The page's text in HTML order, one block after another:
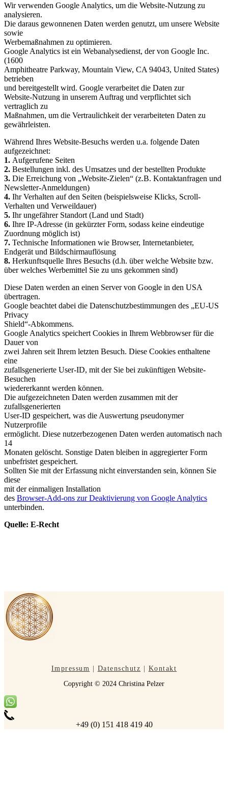
Wir verwenden Google Analytics, um die Website-Nutzung zu
analysieren.
Die daraus gewonnenen Daten werden genutzt, um unsere Website
sowie
Werbemaßnahmen zu optimieren.
Google Analytics ist ein Webanalysedienst, der von Google Inc.
(1600
Amphitheatre Parkway, Mountain View, CA 94043, United States)
betrieben
und bereitgestellt wird. Google verarbeitet die Daten zur
Website-Nutzung in unserem Auftrag und verpflichtet sich
vertraglich zu
Maßnahmen, um die Vertraulichkeit der verarbeiteten Daten zu
gewährleisten.
Während Ihres Website-Besuchs werden u.a. folgende Daten
aufgezeichnet:
1. Aufgerufene Seiten
2. Bestellungen inkl. des Umsatzes und der bestellten Produkte
3. Die Erreichung von „Website-Zielen“ (z.B. Kontaktanfragen und
Newsletter-Anmeldungen)
4. Ihr Verhalten auf den Seiten (beispielsweise Klicks, Scroll-
Verhalten und Verweildauer)
5. Ihr ungefährer Standort (Land und Stadt)
6. Ihre IP-Adresse (in gekürzter Form, sodass keine eindeutige
Zuordnung möglich ist)
7. Technische Informationen wie Browser, Internetanbieter,
Endgerät und Bildschirmauflösung
8. Herkunftsquelle Ihres Besuchs (d.h. über welche Website bzw.
über welches Werbemittel Sie zu uns gekommen sind)
Diese Daten werden an einen Server von Google in den USA
übertragen.
Google beachtet dabei die Datenschutzbestimmungen des „EU-US
Privacy
Shield“-Abkommens.
Google Analytics speichert Cookies in Ihrem Webbrowser für die
Dauer von
zwei Jahren seit Ihrem letzten Besuch. Diese Cookies enthaltene
eine
zufallsgenerierte User-ID, mit der Sie bei zukünftigen Website-
Besuchen
wiedererkannt werden können.
Die aufgezeichneten Daten werden zusammen mit der
zufallsgenerierten
User-ID gespeichert, was die Auswertung pseudonymer
Nutzerprofile
ermöglicht. Diese nutzerbezogenen Daten werden automatisch nach
14
Monaten gelöscht. Sonstige Daten bleiben in aggregierter Form
unbefristet gespeichert.
Sollten Sie mit der Erfassung nicht einverstanden sein, können Sie
diese
mit der einmaligen Installation
des Browser-Add-ons zur Deaktivierung von Google Analytics
unterbinden.
Quelle: E-Recht
Impressum | Datenschutz | Kontakt
Copyright © 2024 Christina Pelzer
+49 (0) 151 418 419 40